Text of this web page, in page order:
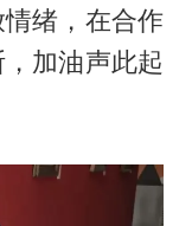
绪，在合作
加油声此起